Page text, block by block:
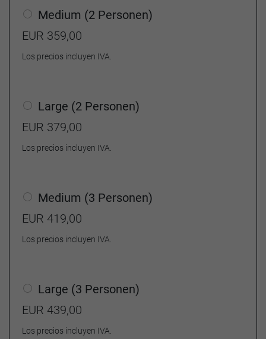
Medium (2 Personen)
EUR 359,00
Los precios incluyen IVA.
Large (2 Personen)
EUR 379,00
Los precios incluyen IVA.
Medium (3 Personen)
EUR 419,00
Los precios incluyen IVA.
Large (3 Personen)
EUR 439,00
Los precios incluyen IVA.